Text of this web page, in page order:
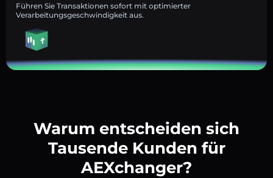
Führen Sie Transaktionen sofort mit optimierter
Verarbeitungsgeschwindigkeit aus.
Warum entscheiden sich
Tausende Kunden für
AEXchanger?